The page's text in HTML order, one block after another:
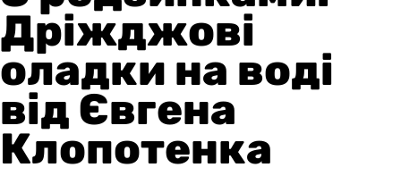
Дріжджові
оладки на воді
від Євгена
Клопотенка